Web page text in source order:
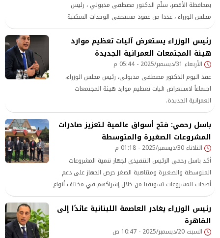
بمحافظة الأقصر، سلّم الدكتور مصطفى مدبولي ، رئيس
مجلس الوزراء ، عددا من عقود مستحقي الوحدات السكنية
بمشروع استكمال 30 عمارة بالإسكان القومي للشباب بمدينة
الطود، المعروف بـ" إسكان الطود"، بعد أن قام ومرافقوه
بتفقد المشروع. واستمع رئيس الوزراء إلى شرحٍ
رئيس الوزراء يستعرض آليات تعظيم موارد
هيئة المجتمعات العمرانية الجديدة
الأربعاء 31/ديسمبر/2025 - 05:44 م
عقد اليوم الدكتور مصطفى مدبولي، رئيس مجلس الوزراء،
اجتماعاً لاستعراض آليات تعظيم موارد هيئة المجتمعات
العمرانية الجديدة.
باسل رحمي: فتح أسواق عالمية لتعزيز صادرات
المشروعات الصغيرة والمتوسطة
الثلاثاء 30/ديسمبر/2025 - 01:18 م
أكد باسل رحمي الرئيس التنفيذي لجهاز تنمية المشروعات
المتوسطة والصغيرة ومتناهية الصغر حرص الجهاز على دعم
أصحاب المشروعات تسويقيا من خلال إشراكهم في مختلف أنواع
المعارض خاصة المعارض الدولية، للمساهمة في تطوير
منتجاتهم ونفاذها إلى الأسواق الدولية والعالمية.
رئيس الوزراء يغادر العاصمة اللبنانية عائدًا إلى
القاهرة
السبت 20/ديسمبر/2025 - 10:47 ص